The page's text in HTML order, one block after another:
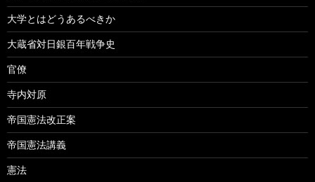
大学とはどうあるべきか
大蔵省対日銀百年戦争史
官僚
寺内対原
帝国憲法改正案
帝国憲法講義
憲法